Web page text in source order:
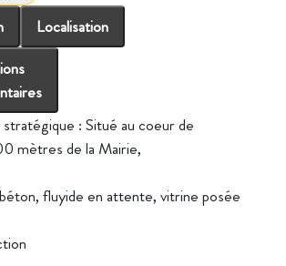
Localisation
: Situé au coeur de
mètres de la Mairie,
fluyide en attente, vitrine posée